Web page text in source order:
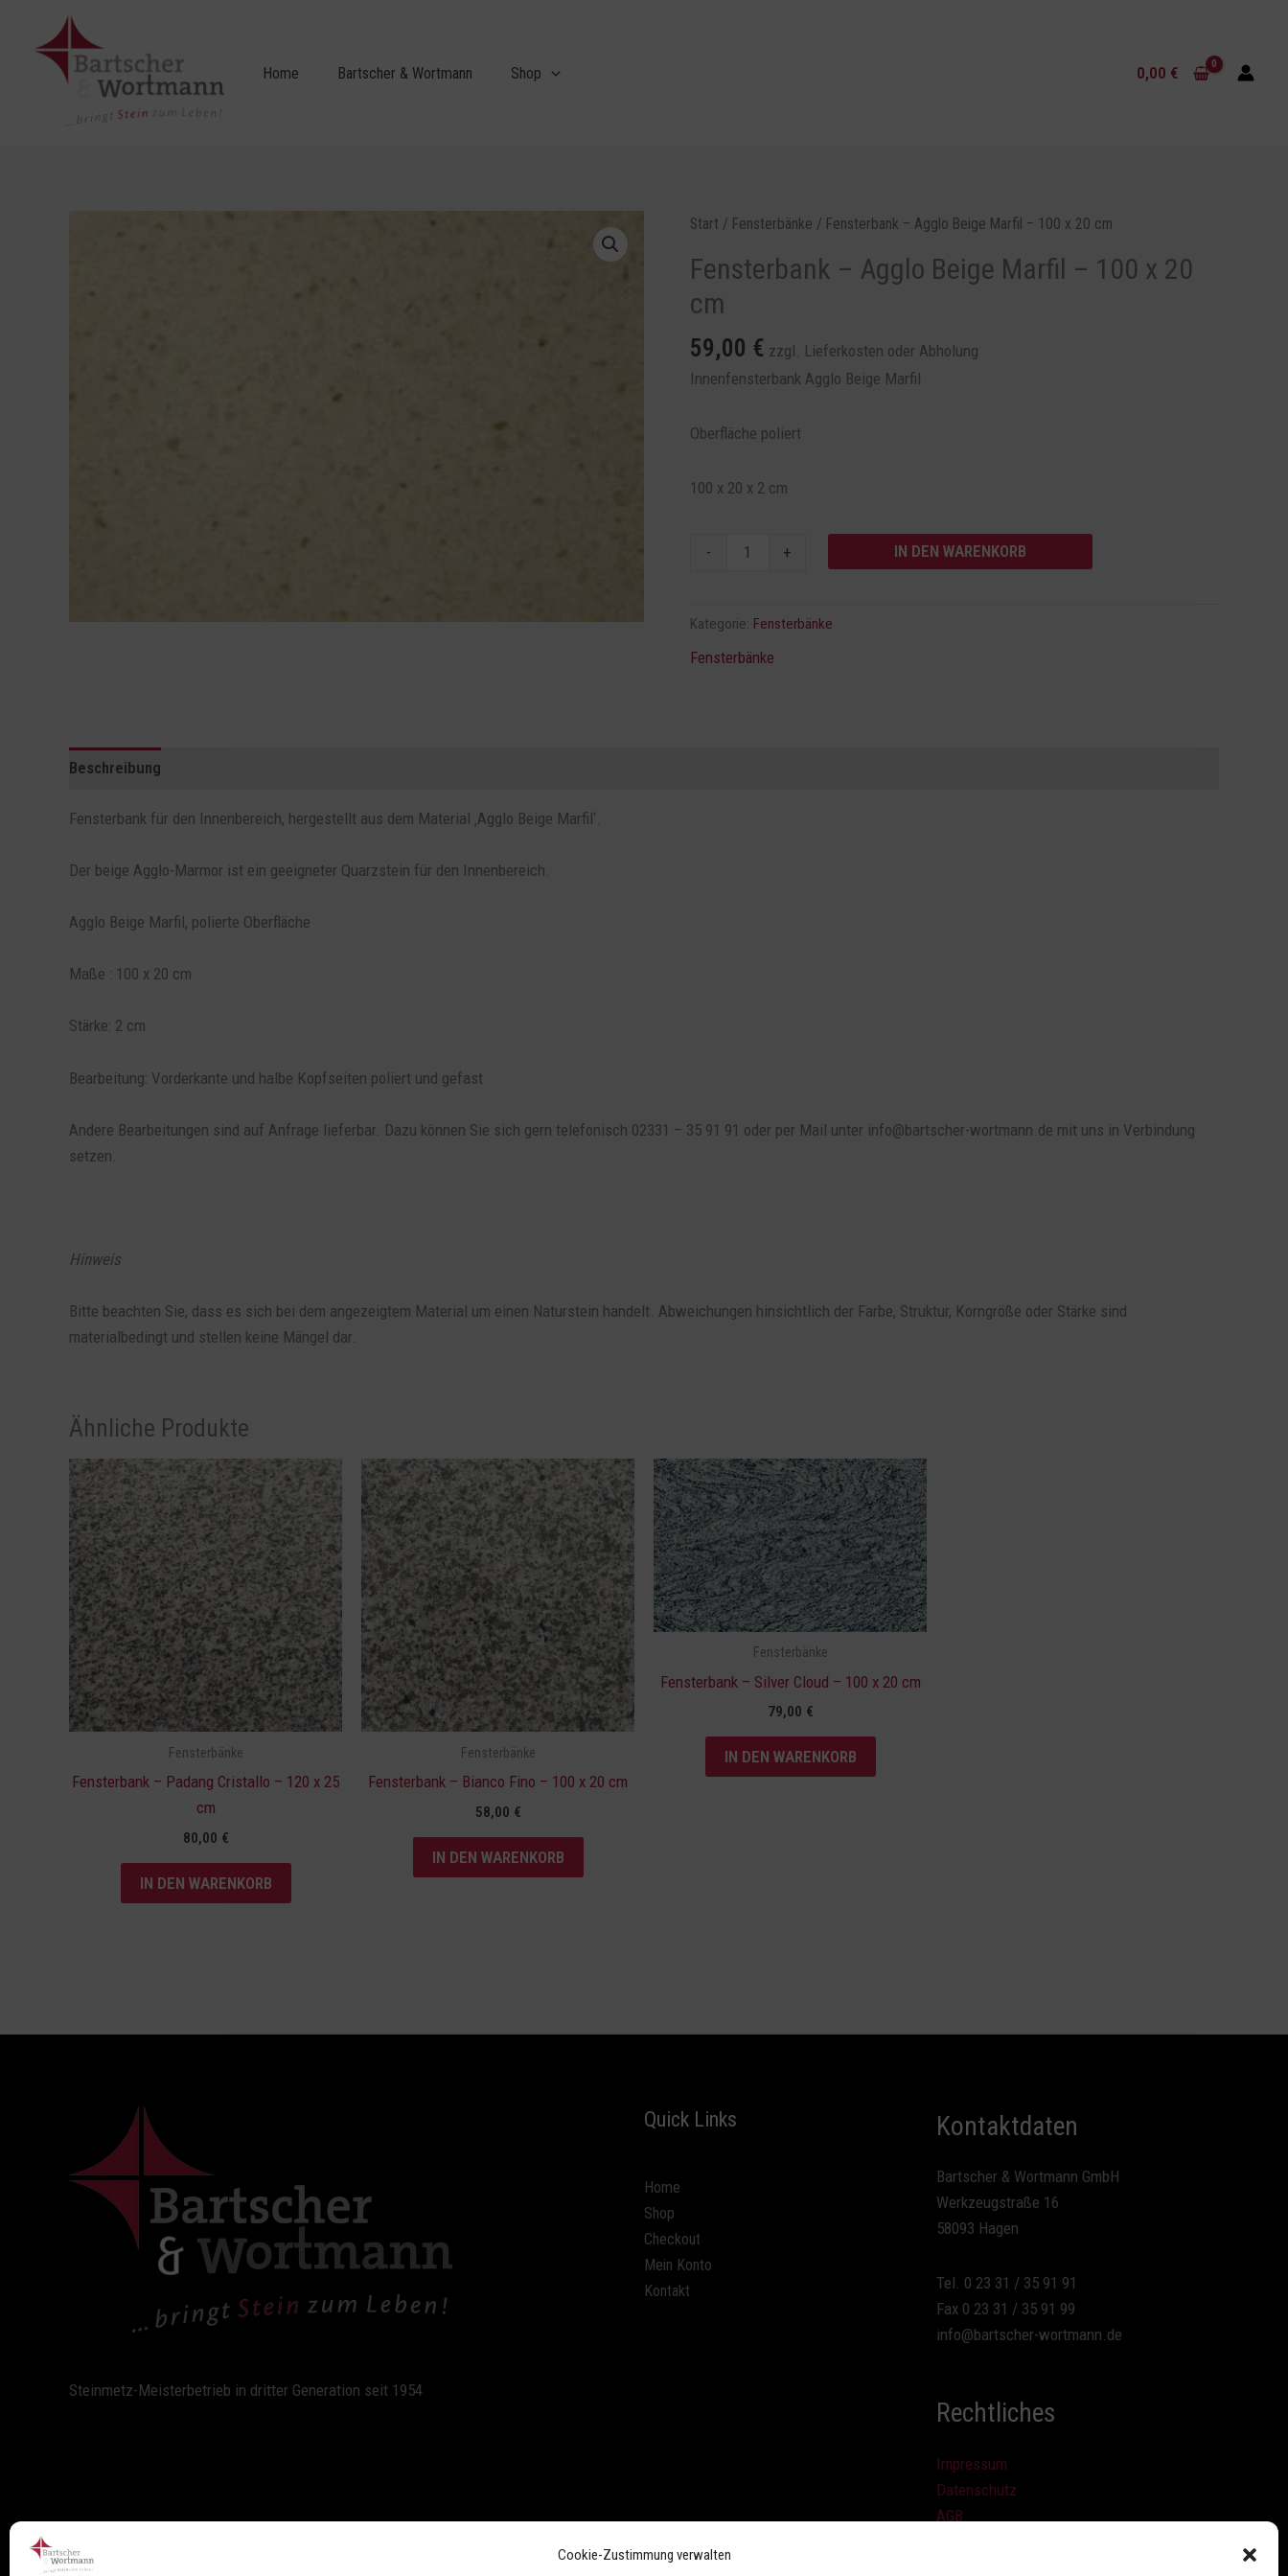
Cookie-Zustimmung verwalten
springen
Home Bartscher & Wortmann Shop 0,00 €
Start / Fensterbänke / Fensterbank – Agglo Beige Marfil – 100 x 20 cm
Fensterbank – Agglo Beige Marfil – 100 x 20
cm
59,00 € zzgl. Lieferkosten oder Abholung
Innenfensterbank Agglo Beige Marfil
Oberfläche poliert
100 x 20 x 2 cm
-
Fensterbank
Agglo
Beige
-
100
20
Menge
+ IN DEN WARENKORB
Kategorie: Fensterbänke
Fensterbänke
Beschreibung
Fensterbank für den Innenbereich, hergestellt aus dem Material ‚Agglo Beige Marfil‘.
Der beige Agglo-Marmor ist ein geeigneter Quarzstein für den Innenbereich.
Agglo Beige Marfil, polierte Oberfläche
Maße : 100 x 20 cm
Stärke: 2 cm
Bearbeitung: Vorderkante und halbe Kopfseiten poliert und gefast
Andere Bearbeitungen sind auf Anfrage lieferbar. Dazu können Sie sich gern telefonisch 02331 – 35 91 91 oder per Mail unter info@bartscher-wortmann.de mit uns in Verbindung
setzen.
Hinweis
Bitte beachten Sie, dass es sich bei dem angezeigtem Material um einen Naturstein handelt. Abweichungen hinsichtlich der Farbe, Struktur, Korngröße oder Stärke sind
materialbedingt und stellen keine Mängel dar.
Ähnliche Produkte
Fensterbänke
Fensterbank – Padang Cristallo – 120 x 25
cm
80,00 €
IN DEN WARENKORB
Fensterbänke
Fensterbank – Bianco Fino – 100 x 20 cm
58,00 €
IN DEN WARENKORB
Fensterbänke
Fensterbank – Silver Cloud – 100 x 20 cm
79,00 €
IN DEN WARENKORB
Steinmetz-Meisterbetrieb in dritter Generation seit 1954
Quick Links
Home
Shop
Checkout
Mein Konto
Kontakt
Kontaktdaten
Bartscher & Wortmann GmbH
Werkzeugstraße 16
58093 Hagen
Tel. 0 23 31 / 35 91 91
Fax 0 23 31 / 35 91 99
info@bartscher-wortmann.de
Rechtliches
Impressum
Datenschutz
AGB